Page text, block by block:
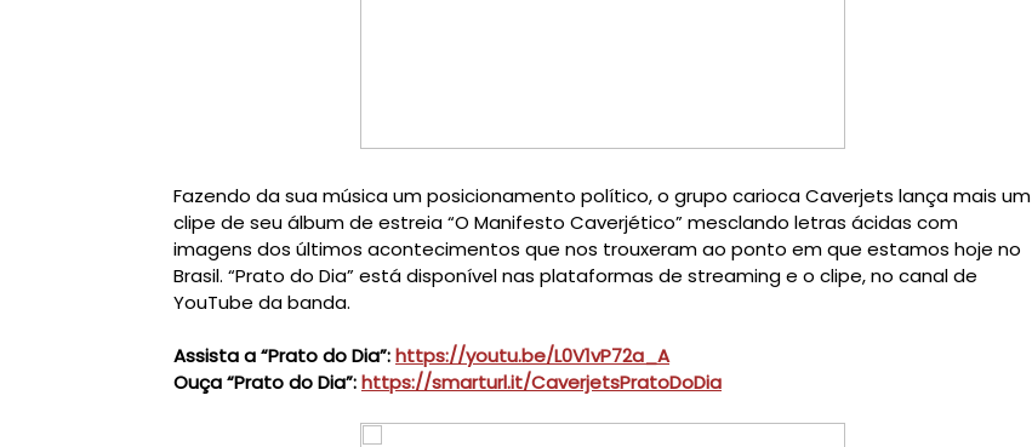
Fazendo da sua música um posicionamento político, o grupo carioca Caverjets lança mais um
clipe de seu álbum de estreia “O Manifesto Caverjético” mesclando letras ácidas com
imagens dos últimos acontecimentos que nos trouxeram ao ponto em que estamos hoje no
Brasil. “Prato do Dia” está disponível nas plataformas de streaming e o clipe, no canal de
Assista a “Prato do Dia”: https://youtu.be/L0V1vP72a_A
Ouça “Prato do Dia”: https://smarturl.it/CaverjetsPratoDoDia